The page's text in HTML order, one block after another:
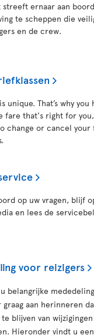
streeft ernaar aan
te scheppen die
en de crew.
unique. That’s why
fare that's right for
change or cancel your
op uw vragen, blijf
en lees de
voor reizigers
belangrijke
aan herinneren
blijven van
Hieronder vindt u